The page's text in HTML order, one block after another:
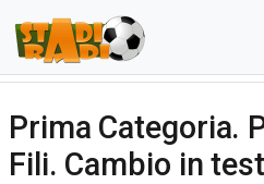
Prima Categoria.
Fili. Cambio in